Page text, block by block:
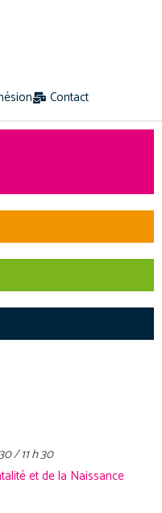
Contact
/ 11 h 30
et de la Naissance